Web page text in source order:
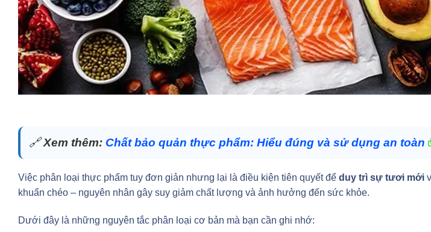
🔗Xem thêm: Chất bảo quản thực phẩm: Hiểu đúng và sử dụng an toàn
Việc phân loại thực phẩm tuy đơn giản nhưng lại là điều kiện tiên quyết để duy trì sự tươi mới
khuẩn chéo – nguyên nhân gây suy giảm chất lượng và ảnh hưởng đến sức khỏe.
Dưới đây là những nguyên tắc phân loại cơ bản mà bạn cần ghi nhớ: